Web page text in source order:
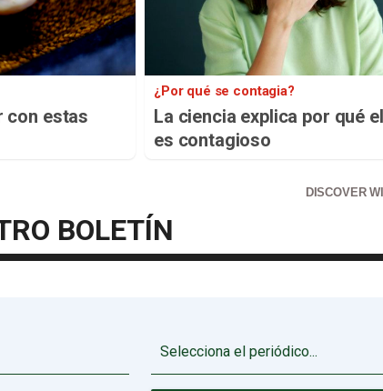
con estas
¿Por qué se contagia?
La ciencia explica por qué
es contagioso
DISCOVER
BOLETÍN